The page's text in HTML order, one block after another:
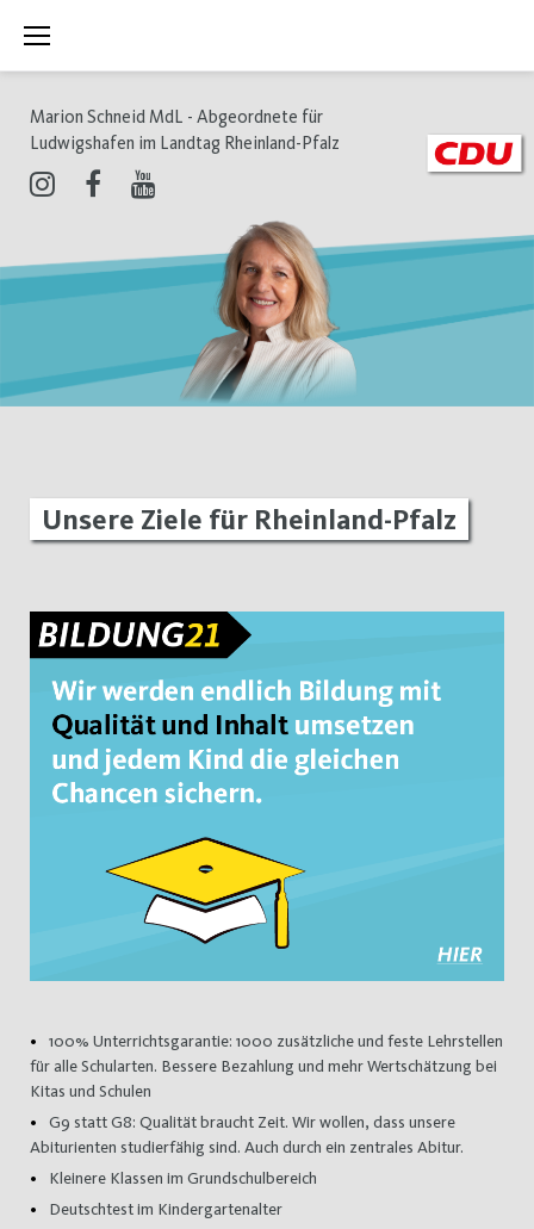
Inhalt
Marion Schneid MdL - Abgeordnete für
Ludwigshafen im Landtag Rheinland-Pfalz
Bildung
Unsere Ziele für Rheinland-Pfalz
100% Unterrichtsgarantie: 1000 zusätzliche und feste Lehrstellen
für alle Schularten. Bessere Bezahlung und mehr Wertschätzung bei
Kitas und Schulen
G9 statt G8: Qualität braucht Zeit. Wir wollen, dass unsere
Abiturienten studierfähig sind. Auch durch ein zentrales Abitur.
Kleinere Klassen im Grundschulbereich
Deutschtest im Kindergartenalter